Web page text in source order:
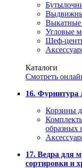
Угловые
Шеф-
Каталоги
Смотреть
16. Фурнитура
Корзины
образных
17. Ведра для
сортировки и